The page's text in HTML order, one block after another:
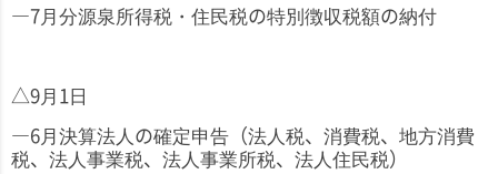
―7月分源泉所得税・住民税の特別徴収税額の納付
△9月1日
―6月決算法人の確定申告（法人税、消費税、地方消費
税、法人事業税、法人事業所税、法人住民税）